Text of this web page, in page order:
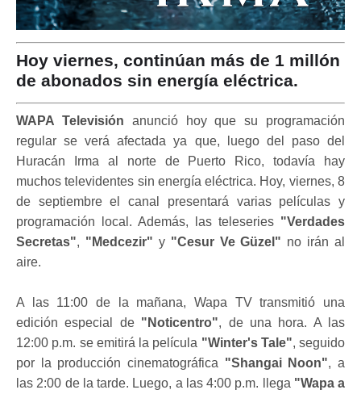
Hoy viernes, continúan más de 1 millón
de abonados sin energía eléctrica.
WAPA Televisión anunció hoy que su programación
regular se verá afectada ya que, luego del paso del
Huracán Irma al norte de Puerto Rico, todavía hay
muchos televidentes sin energía eléctrica. Hoy, viernes, 8
de septiembre el canal presentará varias películas y
programación local. Además, las teleseries "Verdades
Secretas", "Medcezir" y "Cesur Ve Güzel" no irán al
aire.
A las 11:00 de la mañana, Wapa TV transmitió una
edición especial de "Noticentro", de una hora. A las
12:00 p.m. se emitirá la película "Winter's Tale", seguido
por la producción cinematográfica "Shangai Noon", a
las 2:00 de la tarde. Luego, a las 4:00 p.m. llega "Wapa a